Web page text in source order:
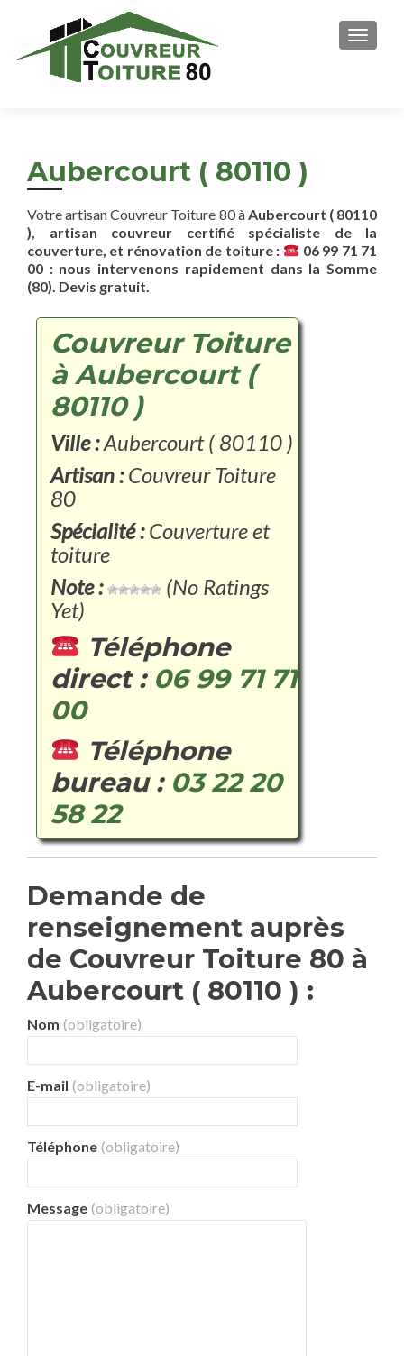
Aubercourt ( 80110 )
Votre artisan Couvreur Toiture 80 àAubercourt ( 80110
), artisan couvreur certifié spécialiste de la
couverture, et rénovation de toiture :
06 99 71 71
00 : nous intervenons rapidement dans la Somme
(80). Devis gratuit.
Couvreur Toiture
à Aubercourt (
80110 )
Ville :Aubercourt ( 80110 )
Artisan :Couvreur Toiture
80
Spécialité :Couverture et
toiture
Note :
(No Ratings
Yet)
Téléphone
direct : 06 99 71 71
00
Téléphone
bureau : 03 22 20
58 22
Demande de
renseignement auprès
de Couvreur Toiture 80 à
Aubercourt ( 80110 ) :
Nom (obligatoire)
E-mail (obligatoire)
Téléphone (obligatoire)
Message (obligatoire)